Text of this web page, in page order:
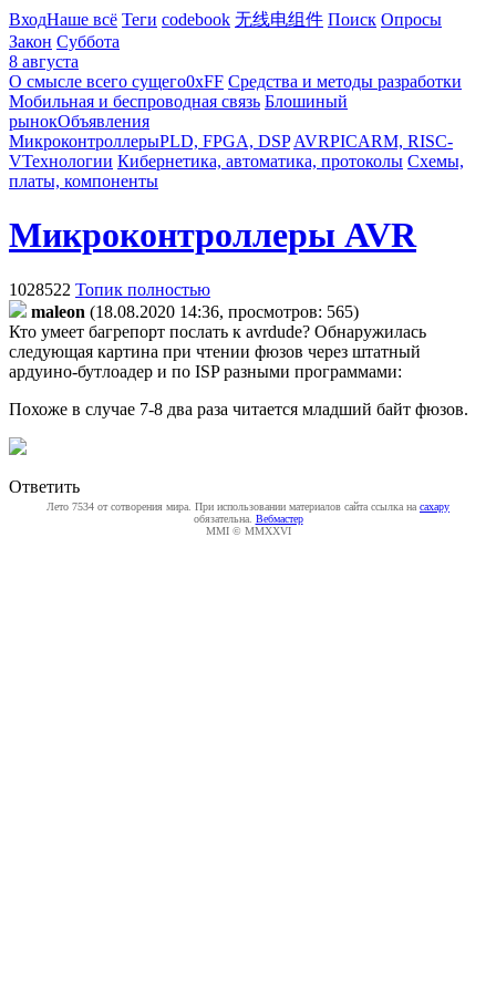
ВходНаше всё Теги codebook 无线电组件 Поиск Опросы
Закон Суббота
8 августа
О смысле всего сущего0xFF Средства и методы разработки
Мобильная и беспроводная связь Блошиный
рынокОбъявления
МикроконтроллерыPLD, FPGA, DSP AVRPICARM, RISC-
VТехнологии Кибернетика, автоматика, протоколы Схемы,
платы, компоненты
Микроконтроллеры AVR
1028522 Топик полностью
maleon (18.08.2020 14:36, просмотров: 565)
Кто умеет багрепорт послать к avrdude? Обнаружилась
следующая картина при чтении фюзов через штатный
ардуино-бутлоадер и по ISP разными программами:
Похоже в случае 7-8 два раза читается младший байт фюзов.
Ответить
Лето 7534 от сотворения мира. При использовании материалов сайта ссылка на caxapу
обязательна. Вебмастер
MMI © MMXXVI